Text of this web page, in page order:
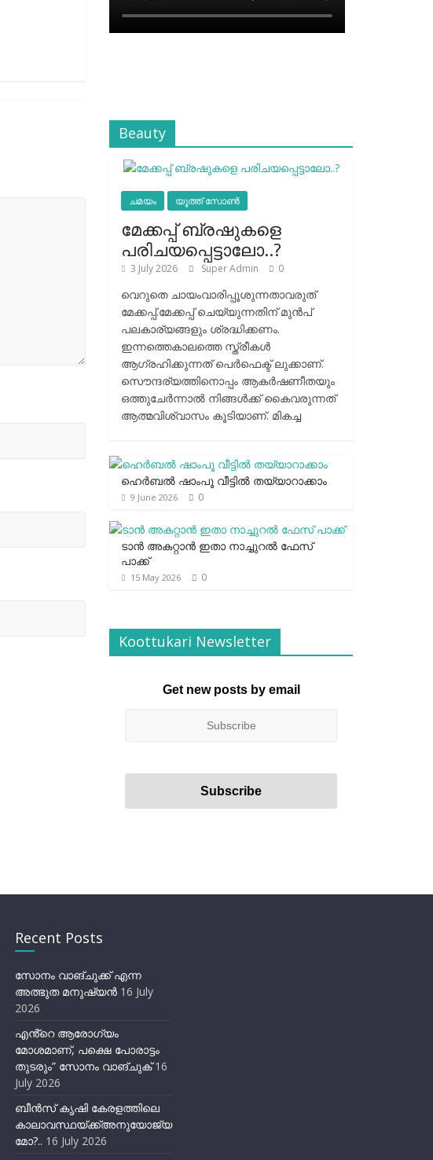
Beauty
ചമയം യൂത്ത് സോൺ
മേക്കപ്പ് ബ്രഷുകളെ
പരിചയപ്പെട്ടാലോ..?
3 July 2026 Super Admin 0
വെറുതെ ചായംവാരിപ്പൂശുന്നതാവരുത്
മേക്കപ്പ്.മേക്കപ്പ് ചെയ്യുന്നതിന് മുന്‍പ്
പലകാര്യങ്ങളും ശ്രദ്ധിക്കണം.
ഇന്നത്തെകാലത്തെ സ്ത്രീകള്‍
ആഗ്രഹിക്കുന്നത് പെര്‍ഫെക്ട് ലുക്കാണ്.
സൌന്ദര്യത്തിനൊപ്പം ആകര്‍ഷണീതയും
ഒത്തുചേര്‍ന്നാല്‍ നിങ്ങള്‍ക്ക് കൈവരുന്നത്
ആത്മവിശ്വാസം കൂടിയാണ്. മികച്ച
ഹെര്‍ബല്‍ ഷാംപൂ വീട്ടില്‍ തയ്യാറാക്കാം
9 June 2026 0
ടാന്‍ അകറ്റാന്‍ ഇതാ നാച്ചുറല്‍ ഫേസ്
പാക്ക്
15 May 2026 0
Koottukari Newsletter
Get new posts by email
Recent Posts
സോനം വാങ്ചുക്ക് എന്ന
അത്ഭുത മനുഷ്യന്‍ 16 July
2026
എൻ്റെ ആരോഗ്യം
മോശമാണ്, പക്ഷെ പോരാട്ടം
തുടരും” സോനം വാങ്ചുക് 16
July 2026
ബീന്‍സ് കൃഷി കേരളത്തിലെ
കാലാവസ്ഥയ്ക്ക്അനുയോജ്യ
മോ?.. 16 July 2026